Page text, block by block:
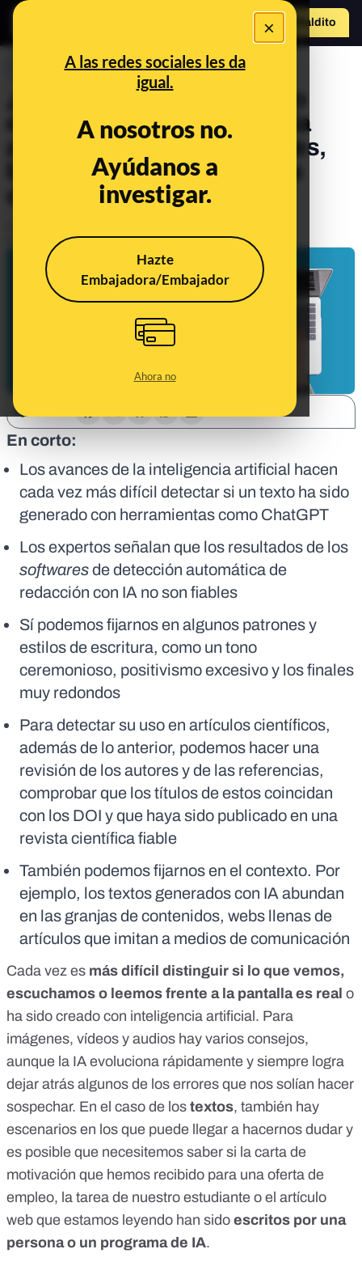
×
A las redes sociales les da
igual.
A nosotros no.
Ayúdanos a
investigar.
Hazte
Embajadora/Embajador
Ahora no
Hazte Maldito
PREBUNKING
¿Se puede saber si un texto
está escrito con inteligencia
artificial? Recomendaciones,
limitaciones y softwares de
detección automática
Actualizado elSep 17, 2025, 8:13:00 AM
En corto:
Los avances de la inteligencia artificial hacen
cada vez más difícil detectar si un texto ha sido
generado con herramientas como ChatGPT
Los expertos señalan que los resultados de los
softwaresde detección automática de
redacción con IA no son fiables
Sí podemos fijarnos en algunos patrones y
estilos de escritura, como un tono
ceremonioso, positivismo excesivo y los finales
muy redondos
Para detectar su uso en artículos científicos,
además de lo anterior, podemos hacer una
revisión de los autores y de las referencias,
comprobar que los títulos de estos coincidan
con los DOI y que haya sido publicado en una
revista científica fiable
También podemos fijarnos en el contexto. Por
ejemplo, los textos generados con IA abundan
en las granjas de contenidos, webs llenas de
artículos que imitan a medios de comunicación
Cada vez es más difícil distinguir si lo que vemos,
escuchamos o leemos frente a la pantalla es real o
ha sido creado con inteligencia artificial. Para
imágenes, vídeos y audios hay varios consejos,
aunque la IA evoluciona rápidamente y siempre logra
dejar atrás algunos de los errores que nos solían hacer
sospechar. En el caso de los textos, también hay
escenarios en los que puede llegar a hacernos dudar y
es posible que necesitemos saber si la carta de
motivación que hemos recibido para una oferta de
empleo, la tarea de nuestro estudiante o el artículo
web que estamos leyendo han sido escritos por una
persona o un programa de IA.